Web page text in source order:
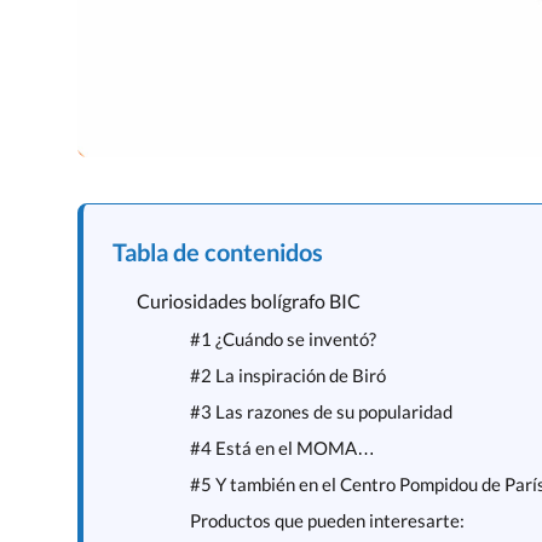
Tabla de contenidos
Curiosidades bolígrafo BIC
#1 ¿Cuándo se inventó?
#2 La inspiración de Biró
#3 Las razones de su popularidad
#4 Está en el MOMA…
#5 Y también en el Centro Pompidou de
Productos que pueden interesarte: